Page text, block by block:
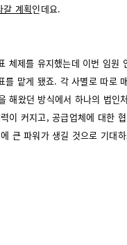
갈 계획인데요.
체제를 유지했는데 이번 임원
를 맡게 됐죠. 각 사별로 따로
해왔던 방식에서 하나의 법인
이 커지고, 공급업체에 대한
큰 파워가 생길 것으로 기대